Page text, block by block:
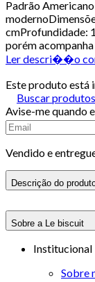
Padrão
cmProfundidade:
porém
Ler descri��o
Este produto está
Buscar
Avise-me quando
Vendido e
Descrição do
Sobre a Le biscuit
Institucional
Sobre